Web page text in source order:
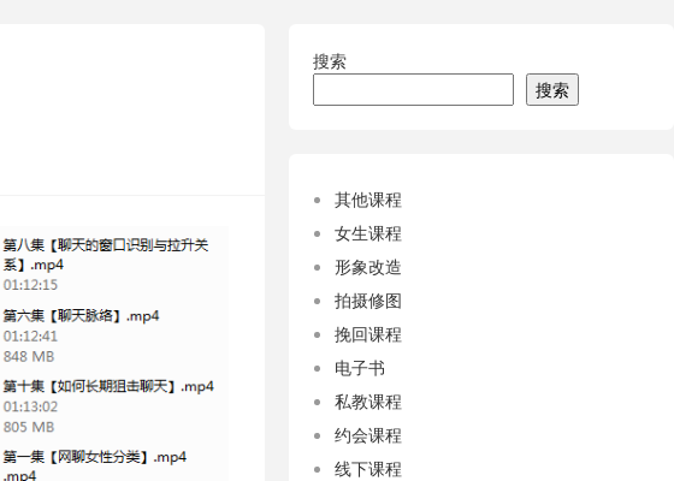
搜索
搜索
其他课程
女生课程
形象改造
拍摄修图
挽回课程
电子书
私教课程
约会课程
线下课程